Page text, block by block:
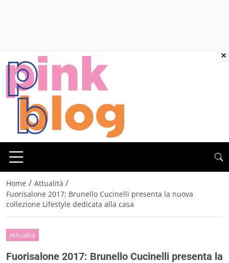
Home / Attualità /
Fuorisalone 2017: Brunello Cucinelli presenta la nuova
collezione Lifestyle dedicata alla casa
Attualità
Fuorisalone 2017: Brunello Cucinelli presenta la
×